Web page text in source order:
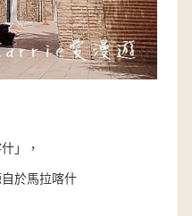
」，
於馬拉喀什